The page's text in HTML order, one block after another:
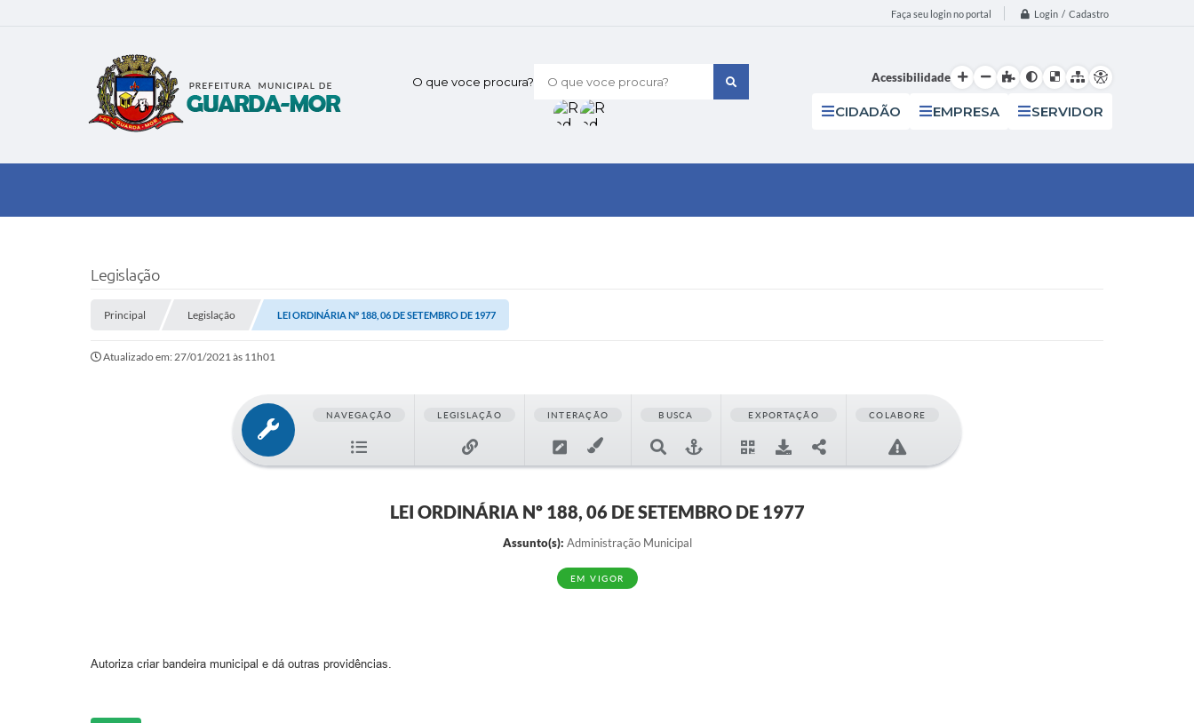
Faça seu login no portal Login / Cadastro
O que voce procura? Acessibilidade
CIDADÃO EMPRESA SERVIDOR
Legislação
Principal Legislação LEI ORDINÁRIA Nº 188, 06 DE SETEMBRO DE 1977
Atualizado em: 27/01/2021 às 11h01
NAVEGAÇÃO LEGISLAÇÃO INTERAÇÃO BUSCA EXPORTAÇÃO COLABORE
LEI ORDINÁRIA Nº 188, 06 DE SETEMBRO DE 1977
Assunto(s): Administração Municipal
EM VIGOR
Autoriza criar bandeira municipal e dá outras providências.